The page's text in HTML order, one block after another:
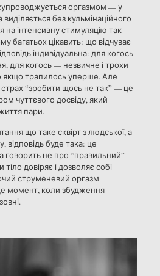
оргазмом — у
без кульмінаційного
на інтенсивну стимуляцію так
багатьох цікавить: що відчуває
індивідуальна: для когось
для когось — незвичне і трохи
якщо трапилось уперше. Але
“зробити щось не так” — це
чуттєвого досвіду, який
пари.
що таке сквірт з людської, а
відповідь буде така: це
говорить не про “правильний”
довіряє і дозволяє собі
струменевий оргазм
момент, коли збудження